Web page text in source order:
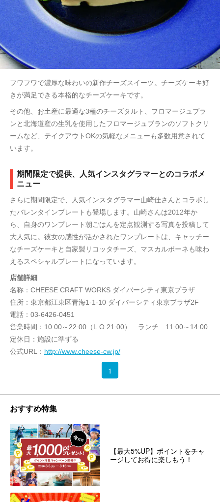
フワフワで濃厚な味わいの新作チーズスイーツ。チーズケーキ好
きが満足できる本格的なチーズケーキです。
その他、お土産に最適な3種のチーズタルト、フロマージュブラ
ンと北海道産の生乳を使用したフロマージュブランのソフトクリ
ームなど、テイクアウトOKの気軽なメニューも多数用意されて
います。
期間限定で提供、人気インスタグラマーとのコラボメ
ニュー
さらに期間限定で、人気インスタグラマー山崎佳さんとコラボし
たバレンタインプレートも登場します。山崎さんは2012年か
ら、自身のワンプレート朝ごはんを定点観測する写真を投稿して
大人気に。彼女の感性が活かされたワンプレートは、キャッチー
なチーズケーキと自家製リコッタチーズ、マスカルポーネも味わ
えるスペシャルプレートになっています。
店舗詳細
名称：CHEESE CRAFT WORKS ダイバーシティ東京プラザ
住所：東京都江東区青海1-1-10 ダイバーシティ東京プラザ2F
電話：03-6426-0451
営業時間：10:00～22:00（L.O.21:00） ランチ 11:00～14:00
定休日：施設に準ずる
公式URL： http://www.cheese-cw.jp/
1
おすすめ特集
【最大5%UP】ポイントをチャ
ージしてお得に楽しもう！